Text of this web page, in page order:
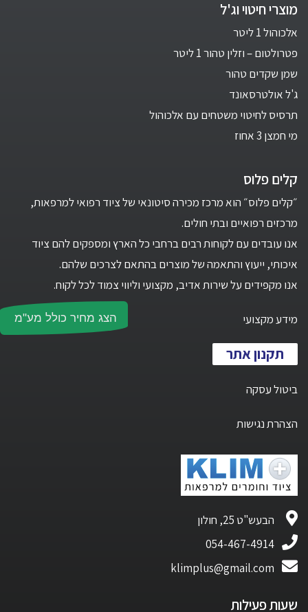
הצג מחיר כולל מע"מ
מוצרי חיטוי וג'ל
אלכוהול 1 ליטר
פטרולטום – וזלין טהור 1 ליטר
שמן שקדים טהור
ג'ל אולטרסאונד
תרסיס לחיטוי משטחים עם אלכוהול
מי חמצן 3 אחוז
קלים פלוס
״קלים פלוס״ הוא מרכז מכירה סיטונאי של ציוד רפואי למרפאות,
מרכזים רפואיים ובתי חולים.
אנו עובדים עם לקוחות רבים ברחבי כל הארץ ומספקים להם ציוד
איכותי, ייעוץ והתאמה של מוצרים בהתאם לצרכים שלהם.
אנו מקפידים על שירות אדיב, מקצועי וליווי צמוד לכל לקוח.
מידע מקצועי
תקנון אתר
ביטול עסקה
הצהרת נגישות
הבעש"ט 25, חולון
054-467-4914
klimplus@gmail.com
שעות פעילות